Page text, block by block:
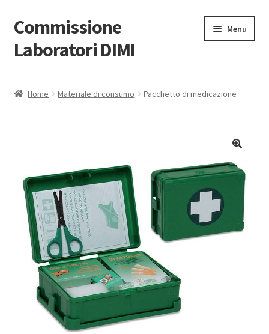
Vai
alla
navigazione
Vai
al
contenuto
Commissione
Laboratori DIMI
Menu
Forniture
Documentazione e link
Account
Home Materiale di consumo Pacchetto di medicazione